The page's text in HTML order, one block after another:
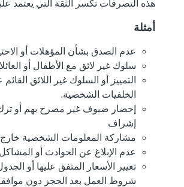
هذه التصرفات تكسر الثقة التي يعتمد
أمثلة
عدم الصدق بشأن المؤهلات أو
سلوك غير لائق مع الأطفال أو
التمييز أو السلوك غير اللائق
الخلفيات الشخصية.
إحضار ضيوف غير مصرح بهم أو
إشراف
مشاركة المعلومات الشخصية
عدم الإبلاغ عن الحوادث أو المشاكل
تغيير الأسعار المتفق عليها أو
شروط العمل بعد الحجز دون